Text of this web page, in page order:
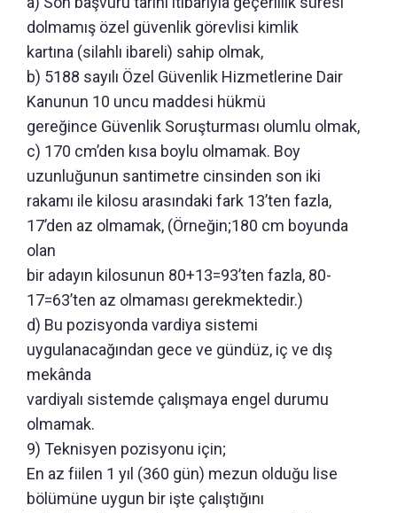
dolmamış özel güvenlik görevlisi kimlik
kartına (silahlı ibareli) sahip olmak,
b) 5188 sayılı Özel Güvenlik Hizmetlerine Dair
Kanunun 10 uncu maddesi hükmü
gereğince Güvenlik Soruşturması olumlu olmak,
c) 170 cm’den kısa boylu olmamak. Boy
uzunluğunun santimetre cinsinden son iki
rakamı ile kilosu arasındaki fark 13’ten fazla,
17’den az olmamak, (Örneğin;180 cm boyunda
olan
bir adayın kilosunun 80+13=93’ten fazla, 80-
17=63’ten az olmaması gerekmektedir.)
d) Bu pozisyonda vardiya sistemi
uygulanacağından gece ve gündüz, iç ve dış
mekânda
vardiyalı sistemde çalışmaya engel durumu
olmamak.
9) Teknisyen pozisyonu için;
En az fiilen 1 yıl (360 gün) mezun olduğu lise
bölümüne uygun bir işte çalıştığını